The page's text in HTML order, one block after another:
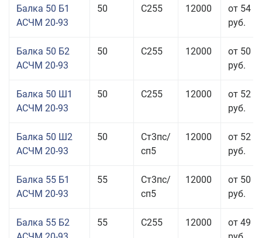
Балка 50 Б1
АСЧМ 20-93
50 С255 12000
от 54
руб.
Балка 50 Б2
АСЧМ 20-93
50 С255 12000
от 50
руб.
Балка 50 Ш1
АСЧМ 20-93
50 С255 12000
от 52
руб.
Балка 50 Ш2
АСЧМ 20-93
50
Ст3пс/
сп5
12000
от 52
руб.
Балка 55 Б1
АСЧМ 20-93
55
Ст3пс/
сп5
12000
от 50
руб.
Балка 55 Б2
55 С255 12000
от 49